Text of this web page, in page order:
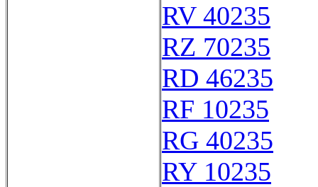
RV 40235
RZ 70235
RD 46235
RF 10235
RG 40235
RY 10235